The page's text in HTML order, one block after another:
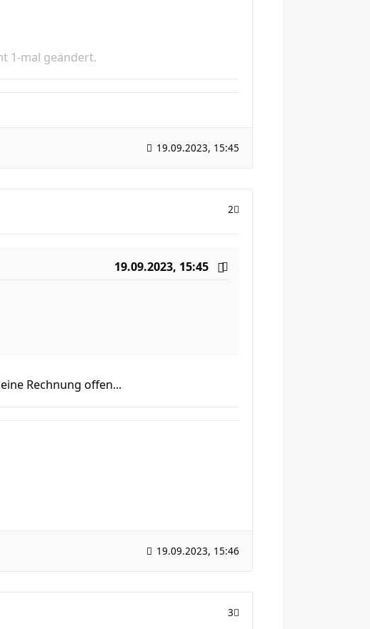
1-mal geändert.
19.09.2023, 15:45
2
19.09.2023, 15:45
Rechnung offen...
19.09.2023, 15:46
3